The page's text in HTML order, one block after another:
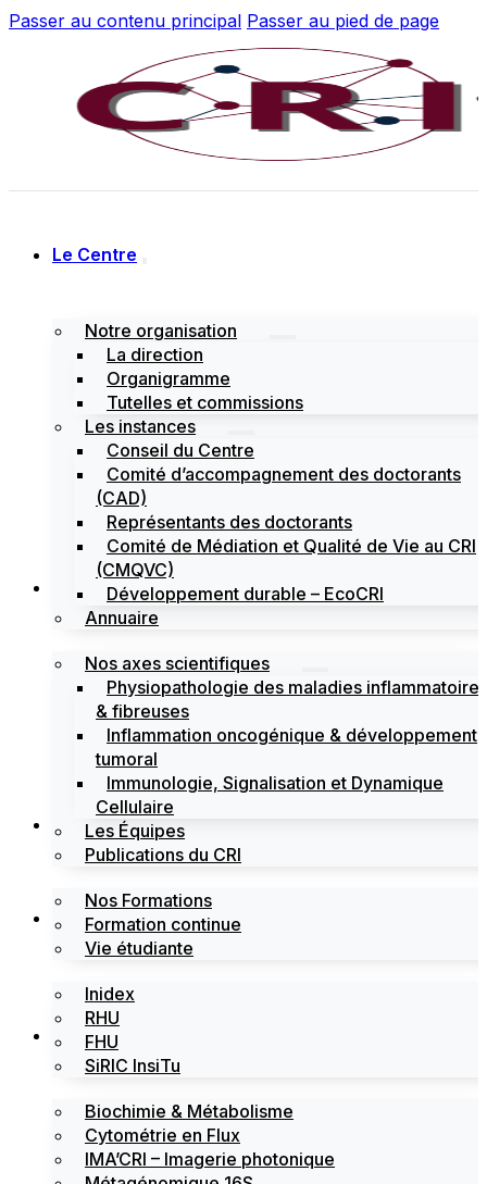
Passer au contenu principal Passer au pied de page
Le Centre
Notre organisation
La direction
Organigramme
Tutelles et commissions
Les instances
Conseil du Centre
Comité d’accompagnement des doctorants
(CAD)
Représentants des doctorants
Comité de Médiation et Qualité de Vie au CRI
(CMQVC)
Développement durable – EcoCRI
Annuaire
Recherche
Nos axes scientifiques
Physiopathologie des maladies inflammatoires
& fibreuses
Inflammation oncogénique & développement
tumoral
Immunologie, Signalisation et Dynamique
Cellulaire
Les Équipes
Publications du CRI
Formations
Nos Formations
Formation continue
Vie étudiante
Labels
Inidex
RHU
FHU
SiRIC InsiTu
Les plateformes
Biochimie & Métabolisme
Cytométrie en Flux
IMA’CRI – Imagerie photonique